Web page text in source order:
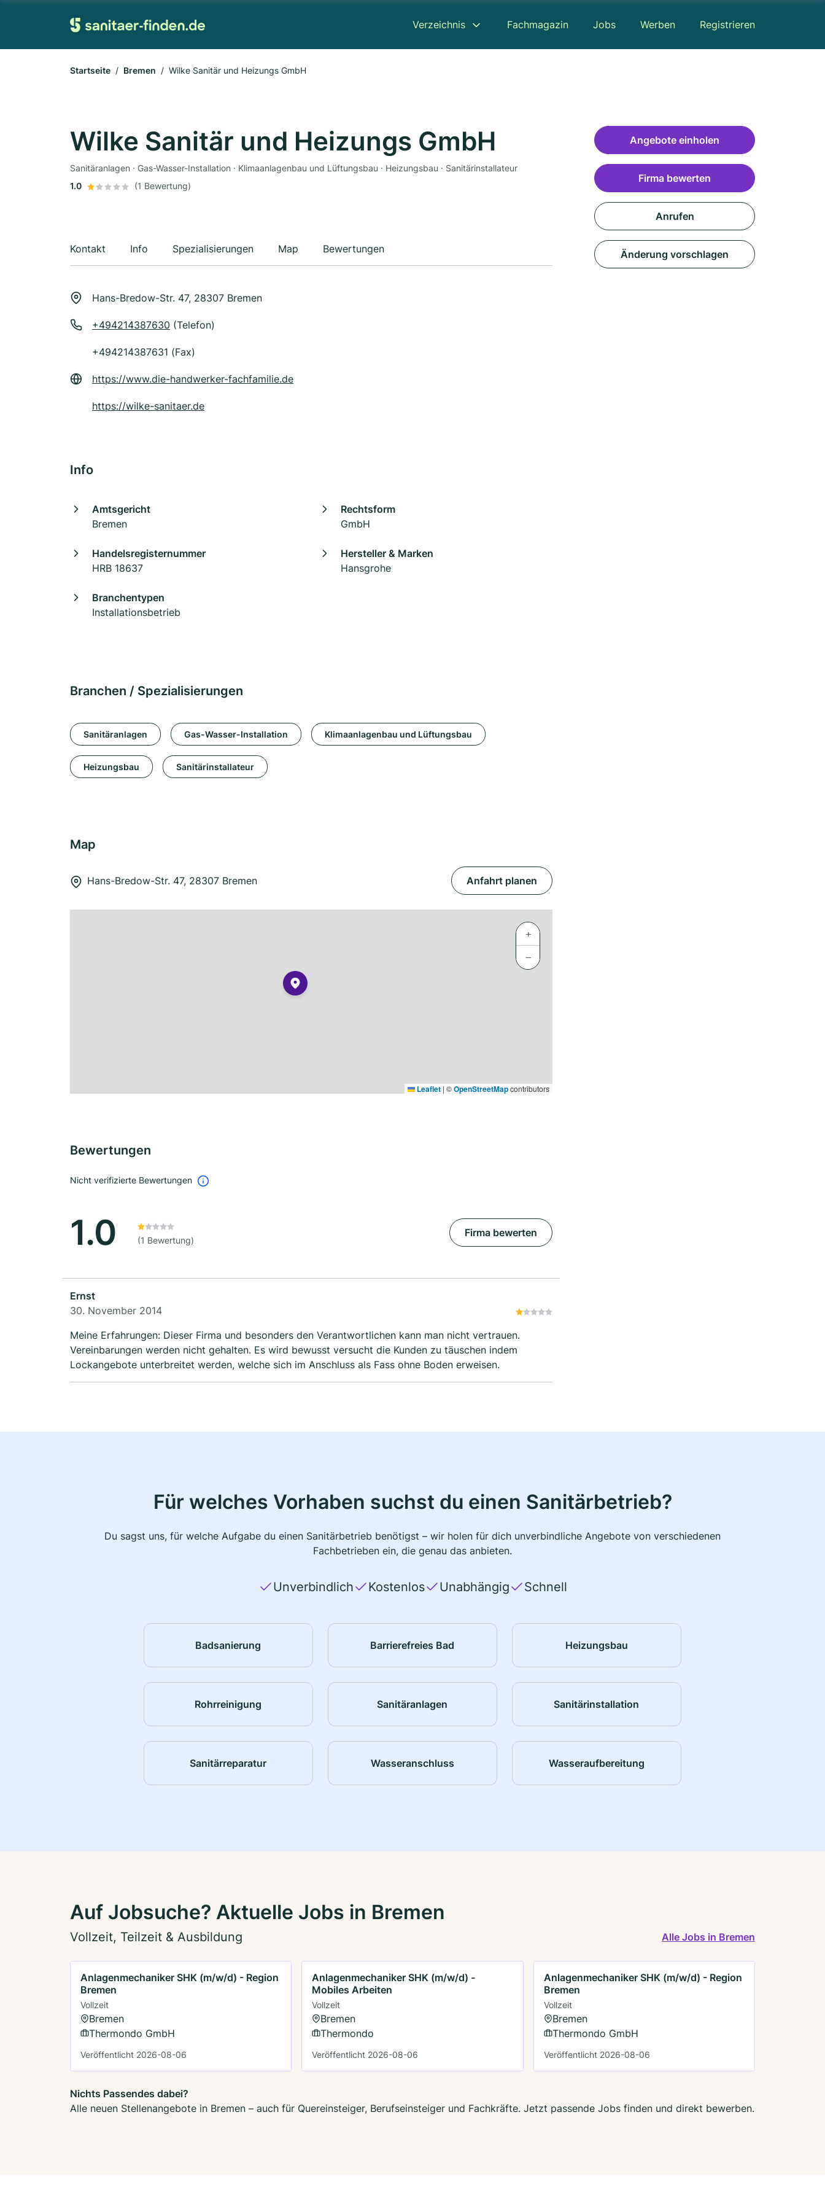
Verzeichnis Fachmagazin Jobs Werben Registrieren
Startseite Bremen Wilke Sanitär und Heizungs GmbH
Wilke Sanitär und Heizungs GmbH
Sanitäranlagen · Gas-Wasser-Installation · Klimaanlagenbau und Lüftungsbau · Heizungsbau · Sanitärinstallateur
1.0
(1 Bewertung)
Kontakt Info Spezialisierungen Map Bewertungen
Hans-Bredow-Str. 47, 28307 Bremen
+494214387630 (Telefon)
+494214387631 (Fax)
https://www.die-handwerker-fachfamilie.de
https://wilke-sanitaer.de
Info
Amtsgericht
Bremen
Rechtsform
GmbH
Handelsregisternummer
HRB 18637
Hersteller & Marken
Hansgrohe
Branchentypen
Installationsbetrieb
Branchen / Spezialisierungen
Sanitäranlagen Gas-Wasser-Installation Klimaanlagenbau und Lüftungsbau
Heizungsbau Sanitärinstallateur
Map
Hans-Bredow-Str. 47, 28307 Bremen Anfahrt planen
+
−
Leaflet | ©OpenStreetMapcontributors
Bewertungen
Nicht verifizierte Bewertungen
1.0 (1 Bewertung)
Firma bewerten
Ernst
30. November 2014
Meine Erfahrungen: Dieser Firma und besonders den Verantwortlichen kann man nicht vertrauen.
Vereinbarungen werden nicht gehalten. Es wird bewusst versucht die Kunden zu täuschen indem
Lockangebote unterbreitet werden, welche sich im Anschluss als Fass ohne Boden erweisen.
Angebote einholen
Firma bewerten
Anrufen
Änderung vorschlagen
Für welches Vorhaben suchst du einen Sanitärbetrieb?
Du sagst uns, für welche Aufgabe du einen Sanitärbetrieb benötigst – wir holen für dich unverbindliche Angebote von verschiedenen
Fachbetrieben ein, die genau das anbieten.
Unverbindlich Kostenlos Unabhängig Schnell
Badsanierung Barrierefreies Bad Heizungsbau
Rohrreinigung Sanitäranlagen Sanitärinstallation
Sanitärreparatur Wasseranschluss Wasseraufbereitung
Auf Jobsuche? Aktuelle Jobs in Bremen
Vollzeit, Teilzeit & Ausbildung Alle Jobs in Bremen
Anlagenmechaniker SHK (m/w/d) - Region
Bremen
Vollzeit
Bremen
Thermondo GmbH
Veröffentlicht 2026-08-06
Anlagenmechaniker SHK (m/w/d) -
Mobiles Arbeiten
Vollzeit
Bremen
Thermondo
Veröffentlicht 2026-08-06
Anlagenmechaniker SHK (m/w/d) - Region
Bremen
Vollzeit
Bremen
Thermondo GmbH
Veröffentlicht 2026-08-06
Nichts Passendes dabei?
Alle neuen Stellenangebote in Bremen – auch für Quereinsteiger, Berufseinsteiger und Fachkräfte. Jetzt passende Jobs finden und direkt bewerben.